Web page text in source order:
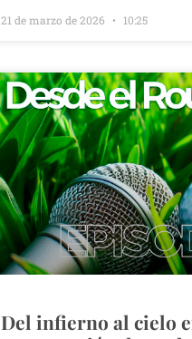
21 de marzo de 2026 10:25
Del infierno al cielo